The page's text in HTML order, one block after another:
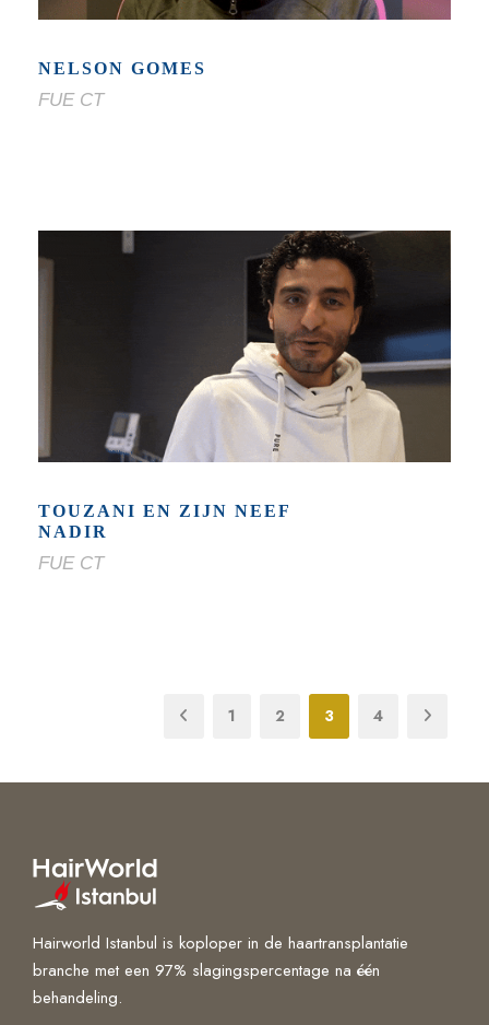
NELSON GOMES
FUE CT
TOUZANI EN ZIJN NEEF
NADIR
FUE CT
1 2 3 4
Hairworld Istanbul is koploper in de haartransplantatie
branche met een 97% slagingspercentage na één
behandeling.